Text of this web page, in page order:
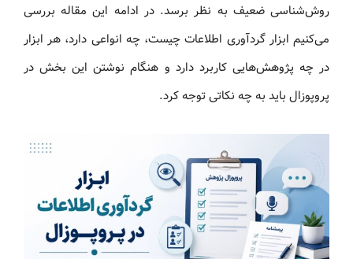
روش‌شناسی ضعیف به نظر برسد. در ادامه این مقاله بررسی
می‌کنیم ابزار گردآوری اطلاعات چیست، چه انواعی دارد، هر ابزار
در چه پژوهش‌هایی کاربرد دارد و هنگام نوشتن این بخش در
پروپوزال باید به چه نکاتی توجه کرد.